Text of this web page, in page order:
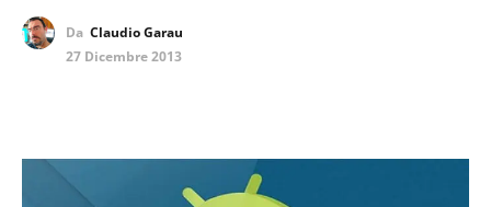
Da Claudio Garau
27 Dicembre 2013